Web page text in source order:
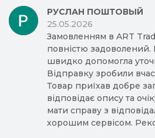
РУСЛАН ПОШТОВЫЙ
25.05.2026
Замовленням в ART
повністю
швидко допомогла
Відправку зробили
Товар приїхав добре
відповідає опису та
мати справу з
хорошим сервісом.